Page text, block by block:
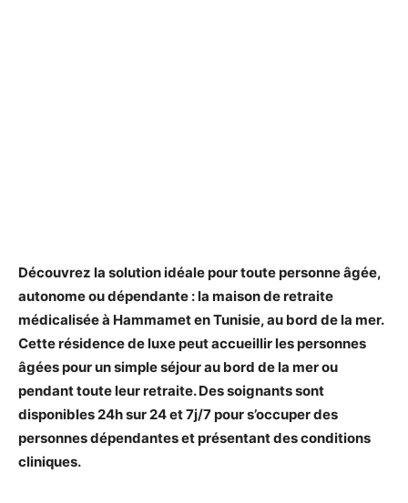
Découvrez la solution idéale pour toute personne âgée,
autonome ou dépendante : la maison de retraite
médicalisée à Hammamet en Tunisie, au bord de la mer.
Cette résidence de luxe peut accueillir les personnes
âgées pour un simple séjour au bord de la mer ou
pendant toute leur retraite. Des soignants sont
disponibles 24h sur 24 et 7j/7 pour s’occuper des
personnes dépendantes et présentant des conditions
cliniques.